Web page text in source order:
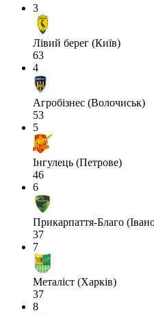
3
Лівий берег (Київ)
63
4
Агробізнес (Волочиськ)
53
5
Інгулець (Петрове)
46
6
Прикарпаття-Благо
37
7
Металіст (Харків)
37
8